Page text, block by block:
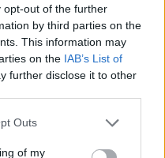
opt-out of the further
by third parties on the
This information may
on the IAB’s List of
further disclose it to other
one or more Google
You may click to
Outs
of my